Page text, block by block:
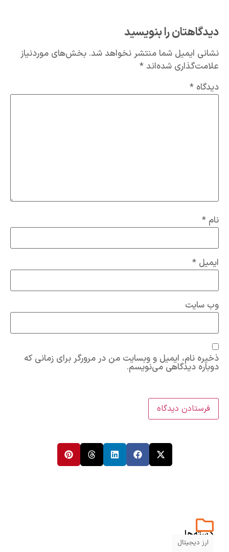
دیدگاهتان را بنویسید
نشانی ایمیل شما منتشر نخواهد شد. بخش‌های موردنیاز
علامت‌گذاری شده‌اند*
دیدگاه *
نام *
ایمیل *
وب‌ سایت
ذخیره نام، ایمیل و وبسایت من در مرورگر برای زمانی که
دوباره دیدگاهی می‌نویسم.
دسته‌ها
ارز دیجیتال